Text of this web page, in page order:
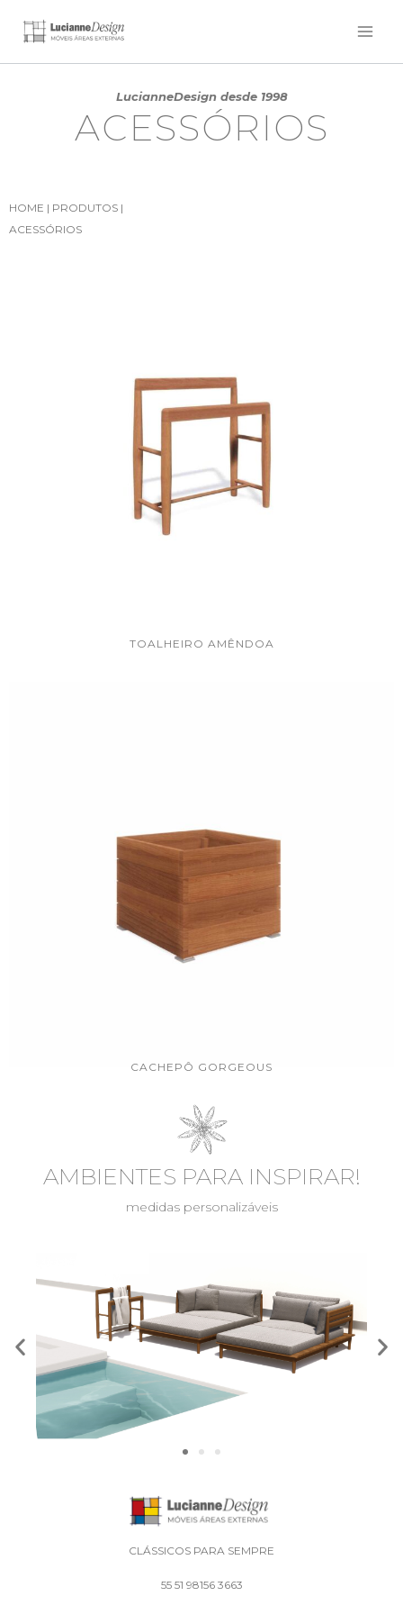
LucianneDesign desde 1998
ACESSÓRIOS
HOME | PRODUTOS |
ACESSÓRIOS
TOALHEIRO AMÊNDOA
CACHEPÔ GORGEOUS
AMBIENTES PARA INSPIRAR!
medidas personalizáveis
CLÁSSICOS PARA SEMPRE
55 51 98156 3663